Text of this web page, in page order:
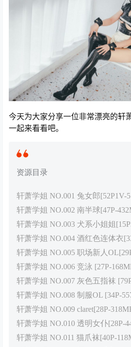
今天为大家分享一位非常漂亮的轩
一起来看看吧。
资源目录
轩萧学姐 NO.001 兔女郎[52P1V-
轩萧学姐 NO.002 南半球[47P-
轩萧学姐 NO.003 犬系小姐姐
轩萧学姐 NO.004 酒红色连体衣
轩萧学姐 NO.005 职场新人
轩萧学姐 NO.006 竞泳 [27P-
轩萧学姐 NO.007 灰色五指袜
轩萧学姐 NO.008 制服OL [34P-
轩萧学姐 NO.009 claret[28P-
轩萧学姐 NO.010 透明女仆[28P-
轩萧学姐 NO.011 猫爪袜[40P-